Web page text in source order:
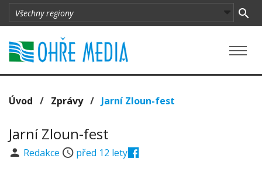
Úvod / Zprávy/ Jarní Zloun-fest
Jarní Zloun-fest
Redakce před 12 lety